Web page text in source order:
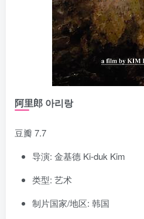
阿里郎 아리랑
豆瓣 7.7
导演: 金基德 Ki-duk Kim
类型: 艺术
制片国家/地区: 韩国